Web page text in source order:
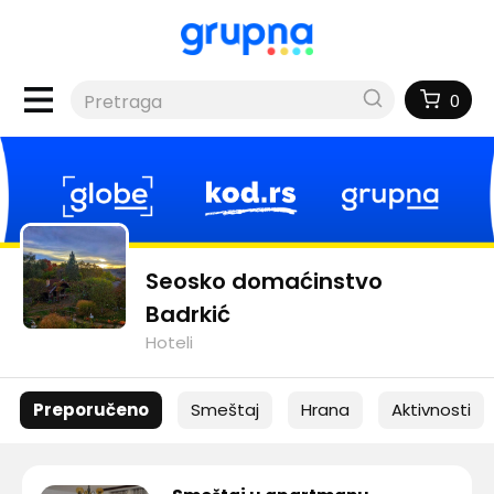
0
Seosko domaćinstvo
Badrkić
Hoteli
Preporučeno Smeštaj Hrana Aktivnosti